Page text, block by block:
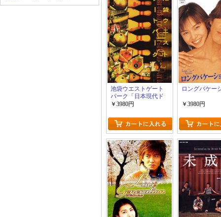
池袋ウエストゲート
パーク「日本現代ド
ラマ」
￥3980円
ロングバケー
￥3980円